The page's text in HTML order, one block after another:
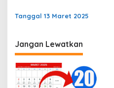
o
s
Tanggal 13 Maret 2025
Jangan Lewatkan